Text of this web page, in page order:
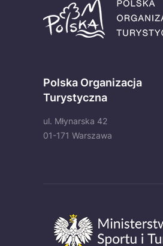
Polska Organizacja
Turystyczna
ul. Młynarska 42
01-171 Warszawa